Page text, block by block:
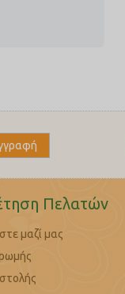
Πελατών
μαζί μας